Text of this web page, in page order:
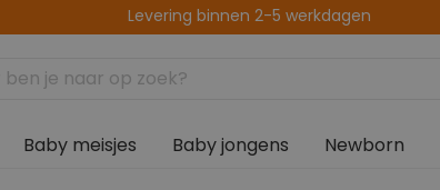
Levering binnen 2-5 werkdagen
Baby meisjes Baby jongens Newborn